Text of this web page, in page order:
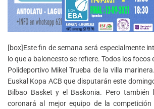
[box]Este fin de semana será especialmente
lo que a baloncesto se refiere. Todos los focos
Polideportivo Mikel Trueba de la villa
Euskal Kopa ACB que disputarán este
Bilbao Basket y el Baskonia. Pero también
coronará al mejor equipo de la competición